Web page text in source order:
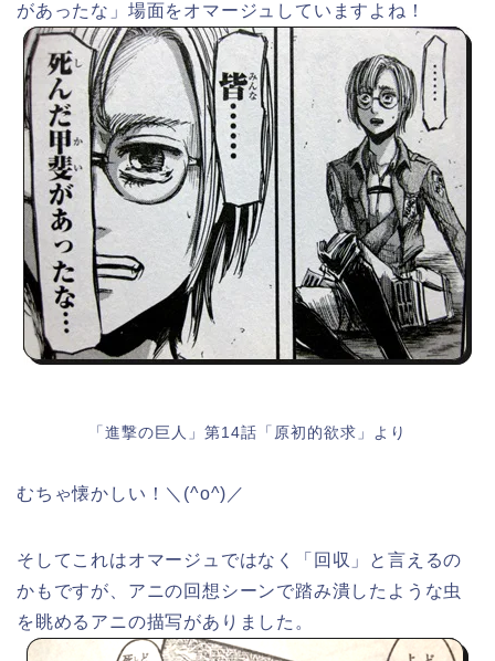
があったな」場面をオマージュしていますよね！
「進撃の巨人」第14話「原初的欲求」より
むちゃ懐かしい！＼(^o^)／
そしてこれはオマージュではなく「回収」と言えるの
かもですが、アニの回想シーンで踏み潰したような虫
を眺めるアニの描写がありました。